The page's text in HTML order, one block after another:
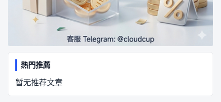
熱門推薦
暂无推荐文章